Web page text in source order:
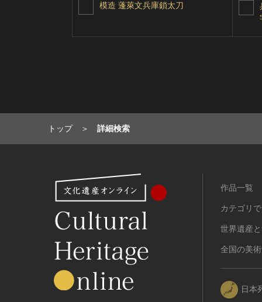
模造 蓬萊文兵庫鎖太刀
トップ 詳細検索
作品一覧
カテゴリ
世界遺産
全国の美
日本